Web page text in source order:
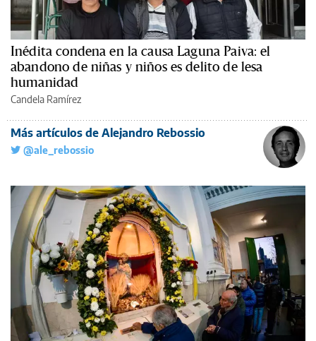
Inédita condena en la causa Laguna Paiva: el
abandono de niñas y niños es delito de lesa
humanidad
Candela Ramírez
Más artículos de Alejandro Rebossio
@ale_rebossio